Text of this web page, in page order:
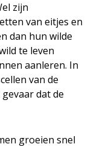
zijn
van eitjes en
dan hun wilde
te leven
aanleren. In
van de
dat de
groeien snel